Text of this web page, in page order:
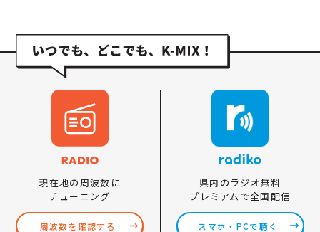
現在地の周波数に
チューニング
周波数を確認する
県内のラジオ無料
プレミアムで全国配信
スマホ・PCで聴く